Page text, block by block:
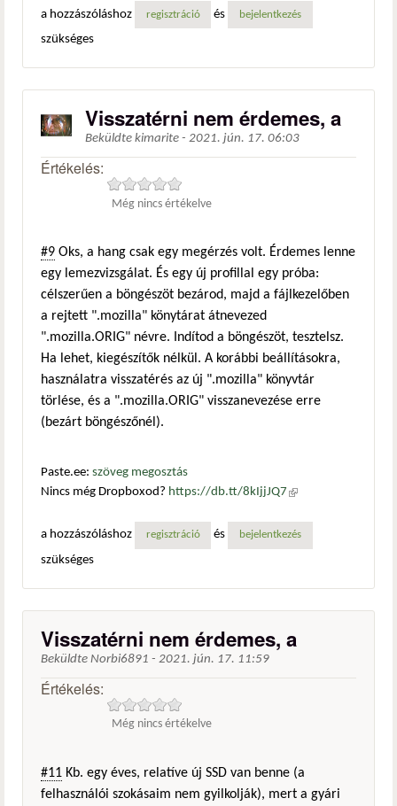
a hozzászóláshoz regisztráció és bejelentkezés
szükséges
Visszatérni nem érdemes, a
Beküldte kimarite - 2021. jún. 17. 06:03
Értékelés:
Még nincs értékelve
#9 Oks, a hang csak egy megérzés volt. Érdemes lenne
egy lemezvizsgálat. És egy új profillal egy próba:
célszerűen a böngészöt bezárod, majd a fájlkezelőben
a rejtett ".mozilla" könytárat átnevezed
".mozilla.ORIG" névre. Indítod a böngészöt, tesztelsz.
Ha lehet, kiegészítők nélkül. A korábbi beállításokra,
használatra visszatérés az új ".mozilla" könyvtár
törlése, és a ".mozilla.ORIG" visszanevezése erre
(bezárt böngészőnél).
Paste.ee: szöveg megosztás
Nincs még Dropboxod? https://db.tt/8kIjjJQ7 (külső
a hozzászóláshoz
regisztráció és bejelentkezés
szükséges
Visszatérni nem érdemes, a
Beküldte Norbi6891 - 2021. jún. 17. 11:59
Értékelés:
Még nincs értékelve
#11 Kb. egy éves, relatíve új SSD van benne (a
felhasználói szokásaim nem gyilkolják), mert a gyári